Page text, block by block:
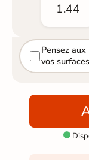
Pensez
vos
